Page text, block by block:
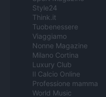
Style24
Think.it
Tuobenessere
Viaggiamo
Nonne Magazine
Milano Cortina
Luxury Club
Il Calcio Online
Professione mamma
World Music